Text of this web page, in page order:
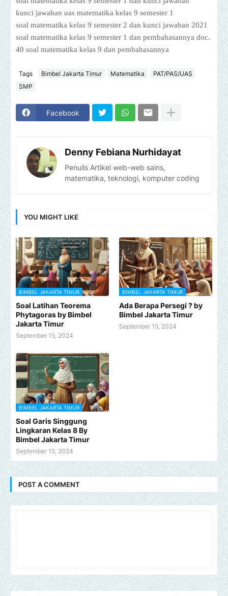
kunci jawaban uas matematika kelas 9 semester 1
soal matematika kelas 9 semester 2 dan kunci jawaban 2021
soal matematika kelas 9 semester 1 dan pembahasannya doc.
40 soal matematika kelas 9 dan pembahasannya
Tags Bimbel Jakarta Timur Matematika
PAT/PAS/UAS
SMP
Facebook
Denny Febiana Nurhidayat
Penulis Artikel web-web sains,
matematika, teknologi, komputer coding
YOU MIGHT LIKE
BIMBEL JAKARTA TIMUR
Soal Latihan Teorema
Phytagoras by Bimbel
Jakarta Timur
September 15, 2024
BIMBEL JAKARTA TIMUR
Ada Berapa Persegi ? by
Bimbel Jakarta Timur
September 15, 2024
BIMBEL JAKARTA TIMUR
Soal Garis Singgung
Lingkaran Kelas 8 By
Bimbel Jakarta Timur
September 15, 2024
POST A COMMENT